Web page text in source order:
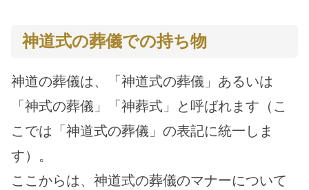
神道式の葬儀での持ち物
神道の葬儀は、「神道式の葬儀」あるいは
「神式の葬儀」「神葬式」と呼ばれます（こ
こでは「神道式の葬儀」の表記に統一しま
す）。
ここからは、神道式の葬儀のマナーについて